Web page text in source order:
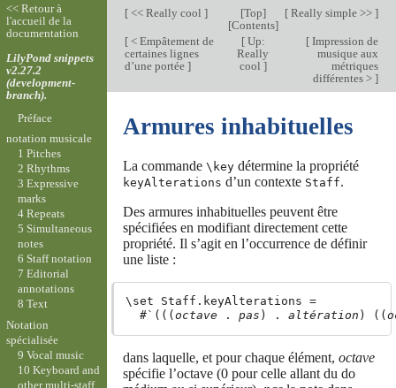
[<< Really cool ] [Top]
[Contents]
[Really simple >> ]
[< Empâtement de
certaines lignes
d’une portée ]
[Up:
Really
cool ]
[Impression de
musique aux
métriques
différentes > ]
Armures inhabituelles
La commande \keydétermine la propriété
keyAlterations d’un contexte Staff.
Des armures inhabituelles peuvent être
spécifiées en modifiant directement cette
propriété. Il s’agit en l’occurrence de définir
une liste :
\set Staff.keyAlterations =
  #`(((
octave . pas ) . altération ) ((
dans laquelle, et pour chaque élément, octave
spécifie l’octave (0 pour celle allant du do
<< Retour à
l'accueil de la
documentation
LilyPond snippets
v2.27.2
(development-
branch).
Préface
notation musicale
1 Pitches
2 Rhythms
3 Expressive
marks
4 Repeats
5 Simultaneous
notes
6 Staff notation
7 Editorial
annotations
8 Text
Notation
spécialisée
9 Vocal music
10 Keyboard and
other multi-staff